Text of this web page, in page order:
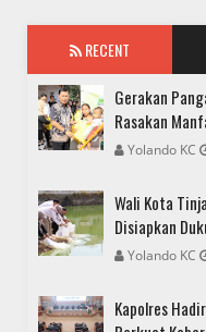
RECENT
Gerakan
Rasakan
Yolando KC
Wali Kota
Disiapkan
Yolando KC
Kapolres